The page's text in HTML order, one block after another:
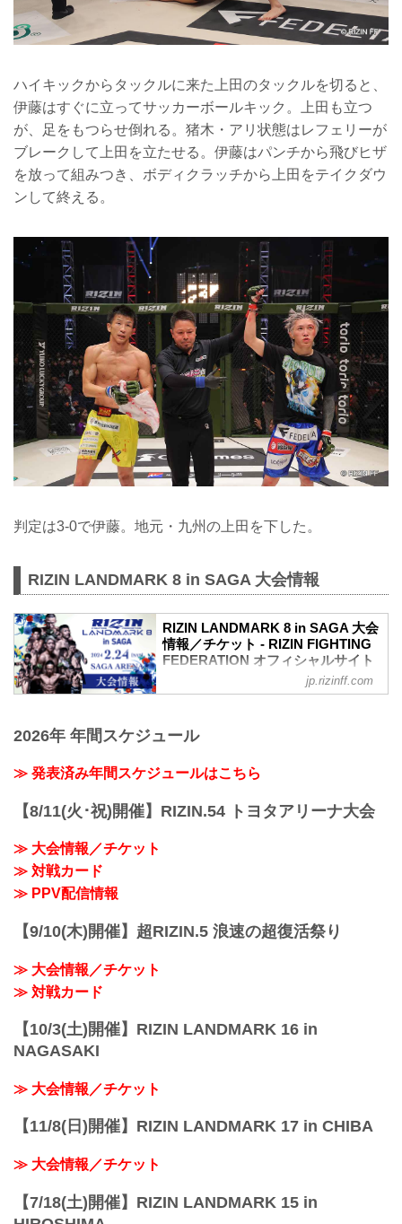
ハイキックからタックルに来た上田のタックルを切ると、
伊藤はすぐに立ってサッカーボールキック。上田も立つ
が、足をもつらせ倒れる。猪木・アリ状態はレフェリーが
ブレークして上田を立たせる。伊藤はパンチから飛びヒザ
を放って組みつき、ボディクラッチから上田をテイクダウ
ンして終える。
判定は3-0で伊藤。地元・九州の上田を下した。
RIZIN LANDMARK 8 in SAGA 大会情報
RIZIN LANDMARK 8 in SAGA 大会
情報／チケット - RIZIN FIGHTING
FEDERATION オフィシャルサイト
RIZIN LANDMARK 8 in SAGA 大会概要
始
終了予定時間
※試合内容、イベント進行によって終了
予定時間が前後することがありますので
［30］SAGAサンライズパーク・自動車
試験場行き
jp.rizinff.com
2026年 年間スケジュール
≫ 発表済み年間スケジュールはこちら
【8/11(火･祝)開催】RIZIN.54 トヨタアリーナ大会
≫ 大会情報／チケット
≫ 対戦カード
≫ PPV配信情報
【9/10(木)開催】超RIZIN.5 浪速の超復活祭り
≫ 大会情報／チケット
≫ 対戦カード
【10/3(土)開催】RIZIN LANDMARK 16 in
NAGASAKI
≫ 大会情報／チケット
【11/8(日)開催】RIZIN LANDMARK 17 in CHIBA
≫ 大会情報／チケット
【7/18(土)開催】RIZIN LANDMARK 15 in